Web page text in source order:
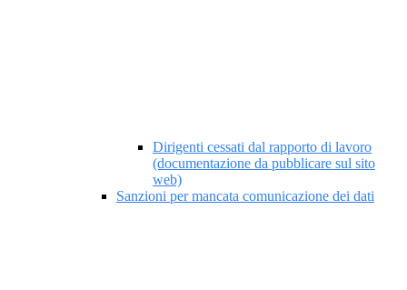
Dirigenti cessati dal rapporto di lavoro
(documentazione da pubblicare sul sito
web)
Sanzioni per mancata comunicazione dei dati